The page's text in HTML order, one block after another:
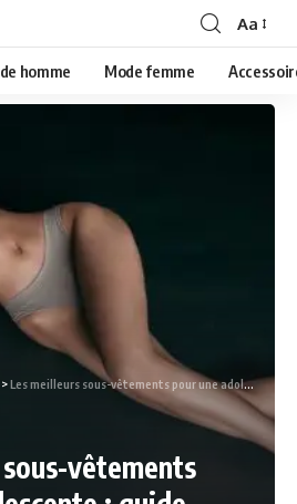
Aa
homme Mode femme
>Les meilleurs sous-vêtements pour une adolescente : guide complet
vêtements